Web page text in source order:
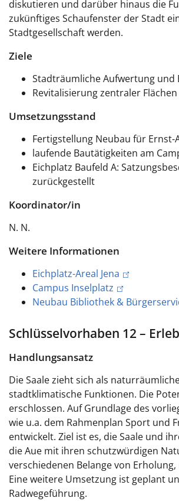
diskutieren und darüber hinaus die
zukünftiges Schaufenster der Stadt
Stadtgesellschaft werden.
Ziele
Stadträumliche Aufwertung
Revitalisierung zentraler Flächen
Umsetzungsstand
Fertigstellung Neubau für
laufende Bautätigkeiten am
Eichplatz Baufeld A:
zurückgestellt
Koordinator/in
N. N.
Weitere Informationen
Eichplatz-Areal Jena
Campus Inselplatz
Neubau Bibliothek &
Schlüsselvorhaben 12 –
Handlungsansatz
Die Saale zieht sich als
stadtklimatische Funktionen. Die
erschlossen. Auf Grundlage des
wie u.a. dem Rahmenplan Sport und
entwickelt. Ziel ist es, die Saale und
die Aue mit ihren schutzwürdigen
verschiedenen Belange von
Eine weitere Umsetzung ist geplant
Radwegeführung.